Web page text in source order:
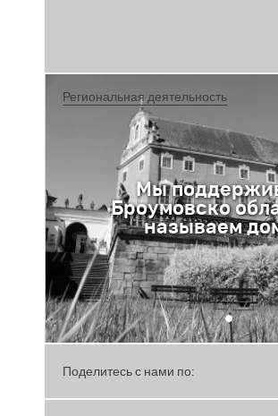
Региональная деятельность
Мы
Броумовско
называем
•
Поделитесь с нами по: